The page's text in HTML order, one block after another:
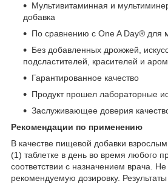
Мультивитаминная и
добавка
По сравнению с One A Day® для
Без добавленных дрожжей,
подсластителей, красителей и
Гарантированное качество
Продукт прошел лабораторные
Заслуживающее доверия
Рекомендации по применению
В качестве пищевой добавки
(1) таблетке в день во время любого
соответствии с назначением врача.
рекомендуемую дозировку. Результаты